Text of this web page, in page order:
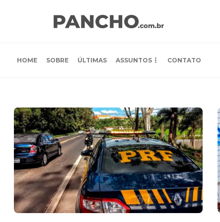
HOME SOBRE ÚLTIMAS ASSUNTOS CONTATO